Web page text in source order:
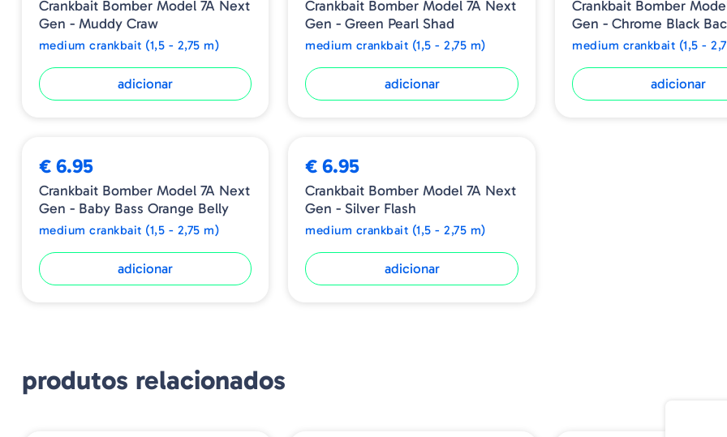
Crankbait Bomber Model 7A Next
Gen - Muddy Craw
medium crankbait (1,5 - 2,75 m)
adicionar
Crankbait Bomber Model 7A Next
Gen - Green Pearl Shad
medium crankbait (1,5 - 2,75 m)
adicionar
Crankbait Bomber
Gen - Chrome Black
medium crankbait (1,5 -
adicionar
€ 6.95
Crankbait Bomber Model 7A Next
Gen - Baby Bass Orange Belly
medium crankbait (1,5 - 2,75 m)
adicionar
€ 6.95
Crankbait Bomber Model 7A Next
Gen - Silver Flash
medium crankbait (1,5 - 2,75 m)
adicionar
produtos relacionados